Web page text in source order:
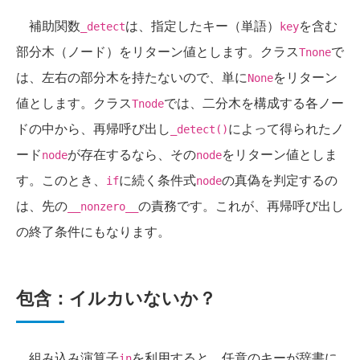
補助関数 _detectは、指定したキー（単語） keyを含む
部分木（ノード）をリターン値とします。クラスTnoneで
は、左右の部分木を持たないので、単にNoneをリターン
値とします。クラスTnodeでは、二分木を構成する各ノー
ドの中から、再帰呼び出し
_detect()によって得られたノ
ードnodeが存在するなら、そのnodeをリターン値としま
す。このとき、
ifに続く条件式nodeの真偽を判定するの
は、先の __nonzero__ の責務です。これが、再帰呼び出し
の終了条件にもなります。
包含：イルカいないか？